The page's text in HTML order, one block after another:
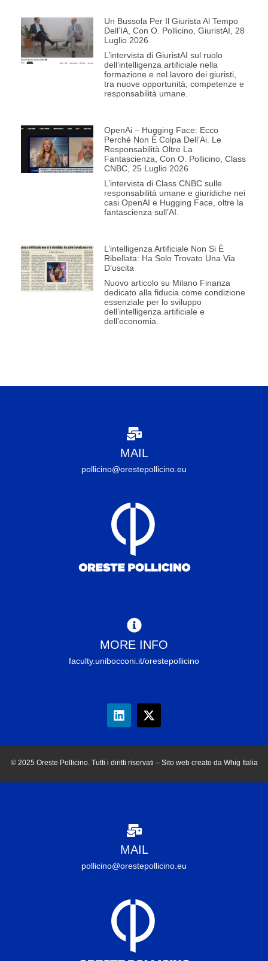
Un Bussola Per Il Giurista Al Tempo
Dell’IA, Con O. Pollicino, GiuristAI, 28
Luglio 2026
L’intervista di GiuristAI sul ruolo
dell’intelligenza artificiale nella
formazione e nel lavoro dei giuristi,
tra nuove opportunità, competenze e
responsabilità umane.
OpenAi – Hugging Face: Ecco
Perché Non È Colpa Dell’Ai. Le
Responsabilità Oltre La
Fantascienza, Con O. Pollicino, Class
CNBC, 25 Luglio 2026
L’intervista di Class CNBC sulle
responsabilità umane e giuridiche nei
casi OpenAI e Hugging Face, oltre la
fantascienza sull’AI.
L’intelligenza Artificiale Non Si È
Ribellata: Ha Solo Trovato Una Via
D’uscita
Nuovo articolo su Milano Finanza
dedicato alla fiducia come condizione
essenziale per lo sviluppo
dell’intelligenza artificiale e
dell’economia.
MAIL
pollicino@orestepollicino.eu
MORE INFO
faculty.unibocconi.it/orestepollicino
© 2025 Oreste Pollicino. Tutti i diritti riservati – Sito web creato da Whig Italia
MAIL
pollicino@orestepollicino.eu